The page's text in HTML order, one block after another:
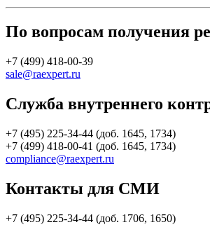
По вопросам получения
+7 (499) 418-00-39
sale@raexpert.ru
Служба внутреннего
+7 (495) 225-34-44 (доб. 1645, 1734)
+7 (499) 418-00-41 (доб. 1645, 1734)
compliance@raexpert.ru
Контакты для СМИ
+7 (495) 225-34-44 (доб. 1706, 1650)